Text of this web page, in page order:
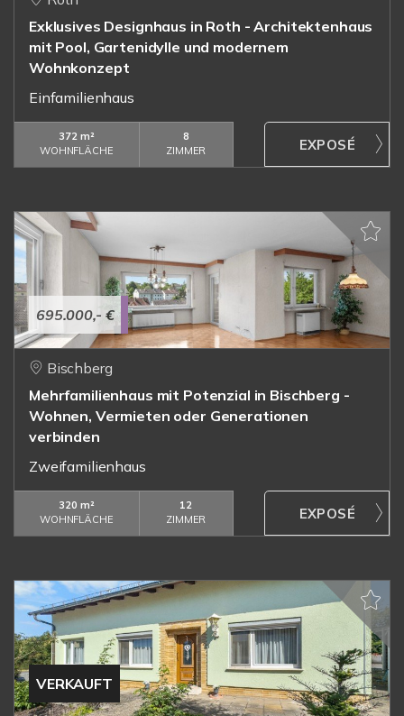
Exklusives Designhaus in Roth - Architektenhaus
mit Pool, Gartenidylle und modernem
Wohnkonzept
Einfamilienhaus
372 m²
WOHNFLÄCHE
8
ZIMMER
695.000,- €
Bischberg
Mehrfamilienhaus mit Potenzial in Bischberg -
Wohnen, Vermieten oder Generationen
verbinden
Zweifamilienhaus
320 m²
WOHNFLÄCHE
12
ZIMMER
VERKAUFT